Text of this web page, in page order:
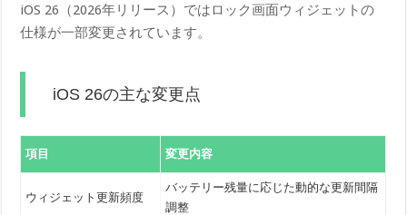
iOS 26（2026年リリース）ではロック画面ウィジェットの
仕様が一部変更されています。
iOS 26の主な変更点
項目 変更内容
ウィジェット更新頻度
バッテリー残量に応じた動的な更新間隔
調整